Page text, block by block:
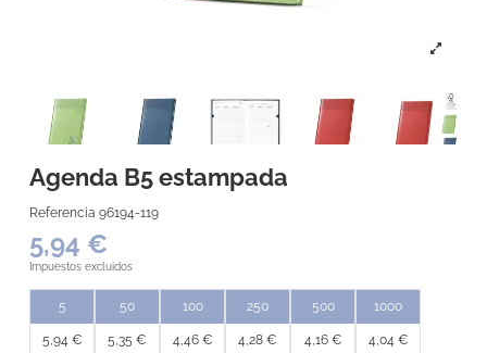
Agenda B5 estampada
Referencia 96194-119
5,94 €
Impuestos excluidos
5
5,94 €
50
5,35 €
100
4,46 €
250
4,28 €
500
4,16 €
1000
4,04 €